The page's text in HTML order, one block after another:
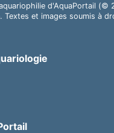
d'AquaPortail (©
Textes et images soumis à